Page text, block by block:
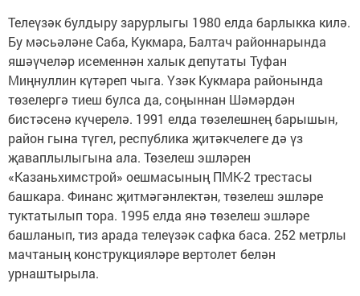
Телеүзәк булдыру зарурлыгы 1980 елда барлыкка килә.
Бу мәсьәләне Саба, Кукмара, Балтач районнарында
яшәүчеләр исеменнән халык депутаты Туфан
Миңнуллин күтәреп чыга. Үзәк Кукмара районында
төзелергә тиеш булса да, соңыннан Шәмәрдән
бистәсенә күчерелә. 1991 елда төзелешнең барышын,
район гына түгел, республика җитәкчелеге дә үз
җаваплылыгына ала. Төзелеш эшләрен
«Казаньхимстрой» оешмасының ПМК-2 трестасы
башкара. Финанс җитмәгәнлектән, төзелеш эшләре
туктатылып тора. 1995 елда янә төзелеш эшләре
башланып, тиз арада телеүзәк сафка баса. 252 метрлы
мачтаның конструкцияләре вертолет белән
урнаштырыла.